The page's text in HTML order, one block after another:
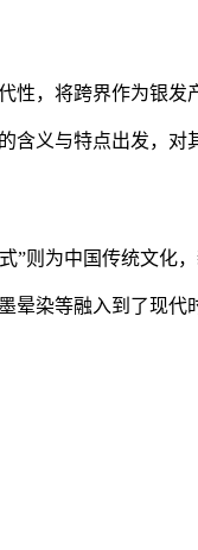
，将跨界作为银发
义与特点出发，对
”则为中国传统文化
染等融入到了现